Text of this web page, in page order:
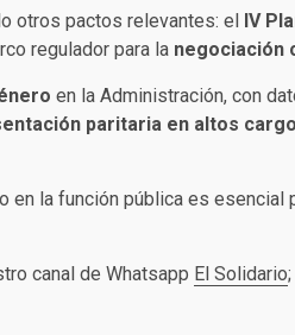
otros pactos relevantes: el IV
regulador para la negociación
en la Administración, con
paritaria en altos
la función pública es esencial
canal de Whatsapp El Solidario;